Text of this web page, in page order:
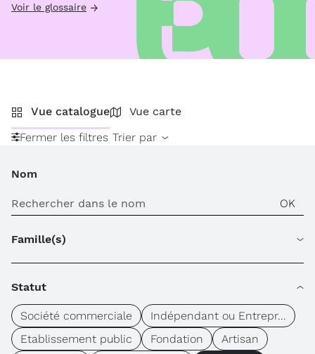
Voir le glossaire
Vue catalogue
Vue carte
Fermer les filtres Trier par
Nom
Famille(s)
Statut
Société commerciale
Indépendant ou Entrepr...
Etablissement public
Fondation
Artisan